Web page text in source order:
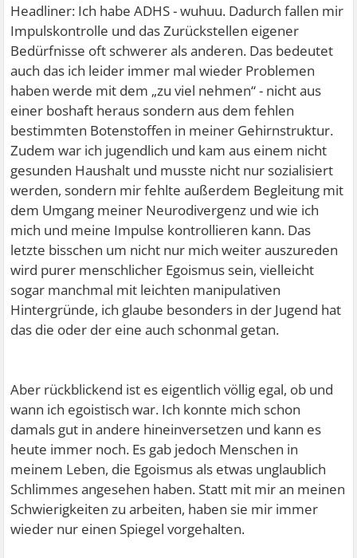
Headliner: Ich habe ADHS - wuhuu. Dadurch fallen mir
Impulskontrolle und das Zurückstellen eigener
Bedürfnisse oft schwerer als anderen. Das bedeutet
auch das ich leider immer mal wieder Problemen
haben werde mit dem „zu viel nehmen“ - nicht aus
einer boshaft heraus sondern aus dem fehlen
bestimmten Botenstoffen in meiner Gehirnstruktur.
Zudem war ich jugendlich und kam aus einem nicht
gesunden Haushalt und musste nicht nur sozialisiert
werden, sondern mir fehlte außerdem Begleitung mit
dem Umgang meiner Neurodivergenz und wie ich
mich und meine Impulse kontrollieren kann. Das
letzte bisschen um nicht nur mich weiter auszureden
wird purer menschlicher Egoismus sein, vielleicht
sogar manchmal mit leichten manipulativen
Hintergründe, ich glaube besonders in der Jugend hat
das die oder der eine auch schonmal getan.
Aber rückblickend ist es eigentlich völlig egal, ob und
wann ich egoistisch war. Ich konnte mich schon
damals gut in andere hineinversetzen und kann es
heute immer noch. Es gab jedoch Menschen in
meinem Leben, die Egoismus als etwas unglaublich
Schlimmes angesehen haben. Statt mit mir an meinen
Schwierigkeiten zu arbeiten, haben sie mir immer
wieder nur einen Spiegel vorgehalten.